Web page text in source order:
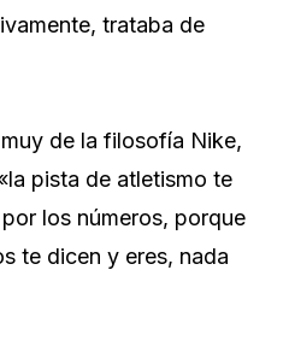
trataba de
de la filosofía Nike,
pista de atletismo te
los números, porque
te dicen y eres, nada